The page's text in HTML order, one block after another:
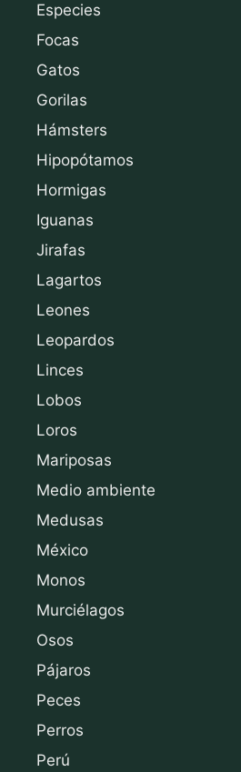
Especies
Focas
Gatos
Gorilas
Hámsters
Hipopótamos
Hormigas
Iguanas
Jirafas
Lagartos
Leones
Leopardos
Linces
Lobos
Loros
Mariposas
Medio ambiente
Medusas
México
Monos
Murciélagos
Osos
Pájaros
Peces
Perros
Perú